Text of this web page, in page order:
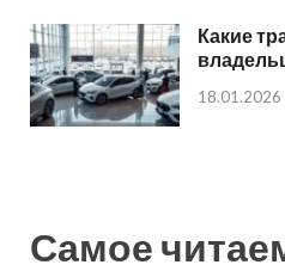
Какие
18.01.2026
Самое